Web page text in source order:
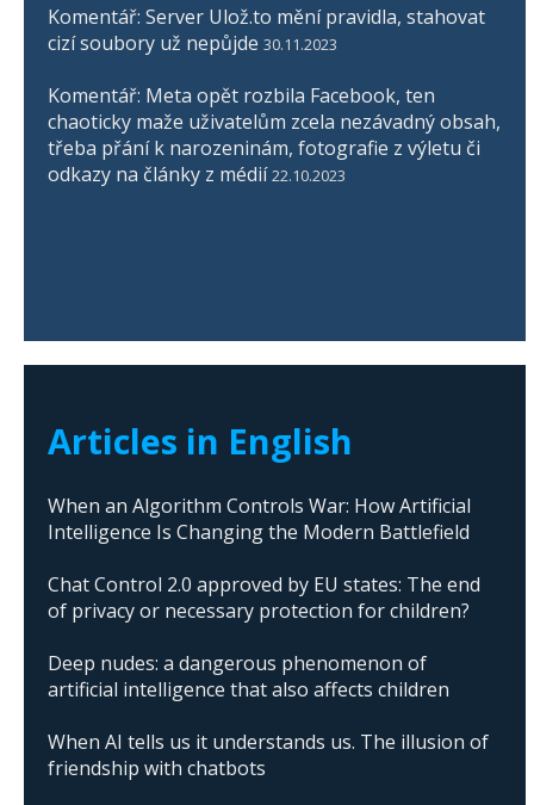
Komentář: Server Ulož.to mění pravidla, stahovat
cizí soubory už nepůjde 30.11.2023
Komentář: Meta opět rozbila Facebook, ten
chaoticky maže uživatelům zcela nezávadný obsah,
třeba přání k narozeninám, fotografie z výletu či
odkazy na články z médií 22.10.2023
Articles in English
When an Algorithm Controls War: How Artificial
Intelligence Is Changing the Modern Battlefield
Chat Control 2.0 approved by EU states: The end
of privacy or necessary protection for children?
Deep nudes: a dangerous phenomenon of
artificial intelligence that also affects children
When AI tells us it understands us. The illusion of
friendship with chatbots